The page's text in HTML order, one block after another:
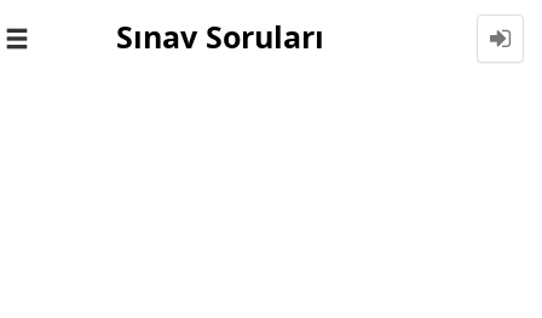
Toggle
Sınav Soruları